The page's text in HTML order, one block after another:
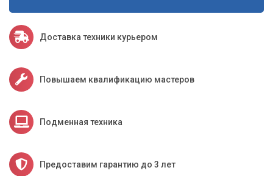
Доставка техники курьером
Повышаем квалификацию мастеров
Подменная техника
Предоставим гарантию до 3 лет